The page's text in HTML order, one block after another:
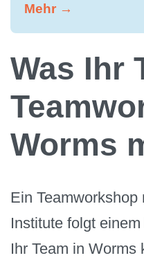
Mehr →
Was Ihr
Worms
Ein
Institute folgt
Ihr Team in Worms